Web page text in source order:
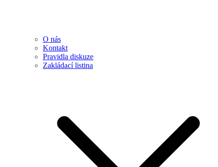
O nás
Kontakt
Pravidla diskuze
Zakládací listina